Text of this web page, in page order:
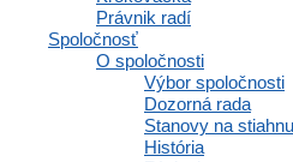
Právnik radí
Spoločnosť
O spoločnosti
Výbor spoločnosti
Dozorná rada
Stanovy na
História
Slovenskí Mladí Praktici na
všeobecného praktického lekárstva